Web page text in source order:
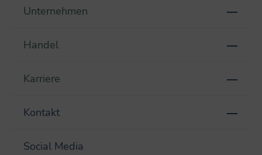
Unternehmen
Handel
Karriere
Kontakt
Social Media